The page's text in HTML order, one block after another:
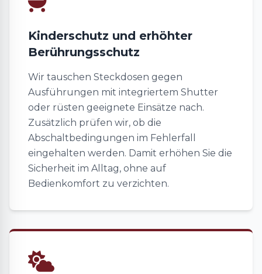
Kinderschutz und erhöhter
Berührungsschutz
Wir tauschen Steckdosen gegen
Ausführungen mit integriertem Shutter
oder rüsten geeignete Einsätze nach.
Zusätzlich prüfen wir, ob die
Abschaltbedingungen im Fehlerfall
eingehalten werden. Damit erhöhen Sie die
Sicherheit im Alltag, ohne auf
Bedienkomfort zu verzichten.